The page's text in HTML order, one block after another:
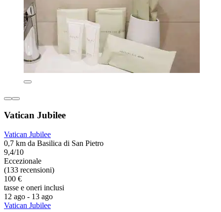
Vatican Jubilee
Vatican Jubilee
0,7 km da Basilica di San Pietro
9,4/10
Eccezionale
(133 recensioni)
100 €
tasse e oneri inclusi
12 ago - 13 ago
Vatican Jubilee